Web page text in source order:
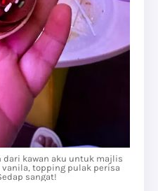
kawan aku untuk majlis
topping pulak perisa
sangat!